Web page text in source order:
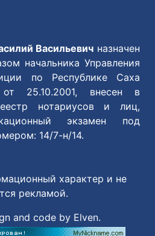
Васильевич назначен
начальника Управления
по Республике Саха
25.10.2001, внесен в
нотариусов и лиц,
экзамен под
14/7-н/14.
характер и не
рекламой.
and code by Elven.